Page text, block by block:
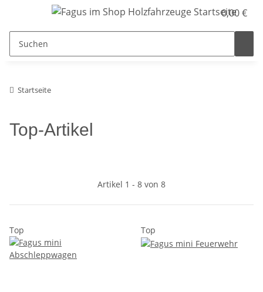
0,00 €
Startseite
Top-Artikel
Artikel 1 - 8 von 8
Top Top